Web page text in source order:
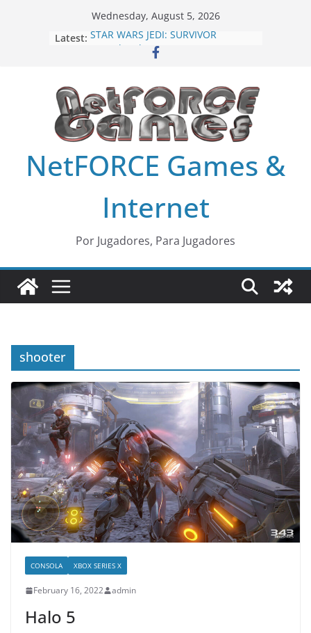
Wednesday, August 5, 2026
Latest: STAR WARS JEDI: SURVIVOR
MLB The Show 24
Fornite Capitulo 5 Temporada 4,
Alerta: Doom
NetFORCE Games &
Internet
Por Jugadores, Para Jugadores
shooter
CONSOLA XBOX SERIES X
February 16, 2022 admin
Halo 5